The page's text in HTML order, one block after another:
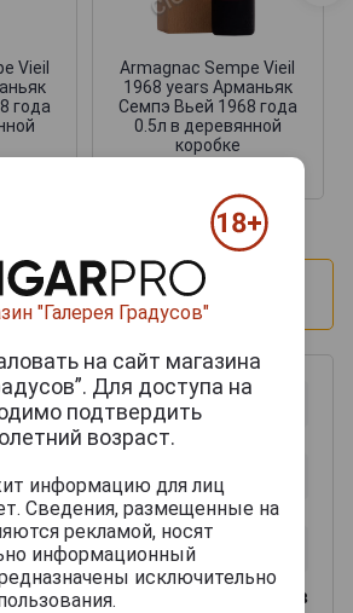
Vieil
года
Armagnac Sempe Vieil
1968 years Арманьяк
Семпэ Вьей 1968 года
0.5л в деревянной
коробке
отзыв:
из 2000 знаков
"Галерея Градусов"
на сайт магазина
Для доступа на
подтвердить
возраст.
информацию для лиц
Сведения, размещенные на
рекламой, носят
информационный
исключительно